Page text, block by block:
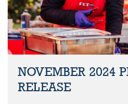
NOVEMBER 2024
RELEASE